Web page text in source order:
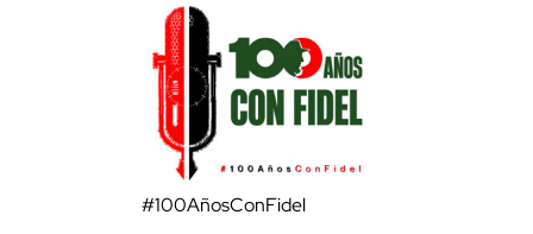
#100AñosConFidel